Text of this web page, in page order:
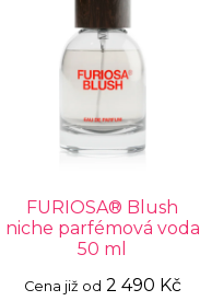
FURIOSA® Blush
niche parfémová voda
50 ml
Cena již od 2 490 Kč